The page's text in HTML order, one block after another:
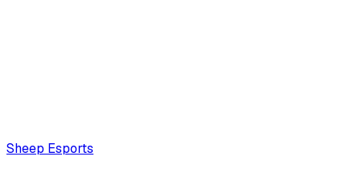
Loading...
Sheep Esports